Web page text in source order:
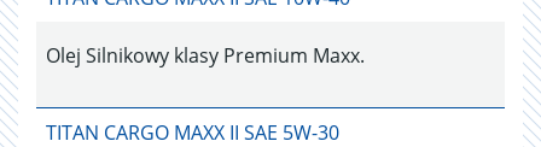
Olej Silnikowy klasy Premium Maxx.
TITAN CARGO MAXX II SAE 5W-30